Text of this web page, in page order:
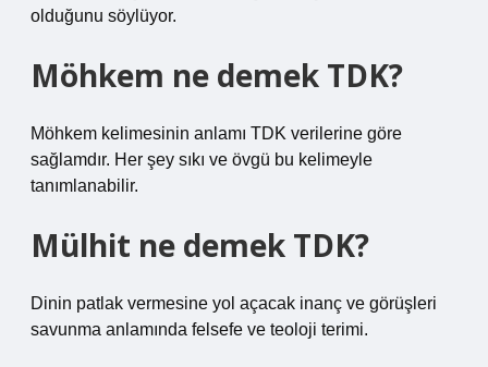
olduğunu söylüyor.
Möhkem ne demek TDK?
Möhkem kelimesinin anlamı TDK verilerine göre
sağlamdır. Her şey sıkı ve övgü bu kelimeyle
tanımlanabilir.
Mülhit ne demek TDK?
Dinin patlak vermesine yol açacak inanç ve görüşleri
savunma anlamında felsefe ve teoloji terimi.